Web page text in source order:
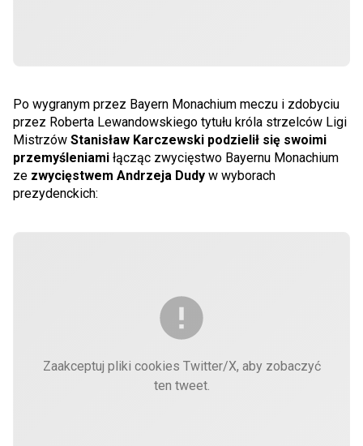
Po wygranym przez Bayern Monachium meczu i zdobyciu
przez Roberta Lewandowskiego tytułu króla strzelców Ligi
Mistrzów Stanisław Karczewski podzielił się swoimi
przemyśleniami łącząc zwycięstwo Bayernu Monachium
ze zwycięstwem Andrzeja Dudy w wyborach
prezydenckich:
Zaakceptuj pliki cookies Twitter/X, aby zobaczyć
ten tweet.